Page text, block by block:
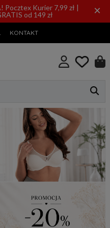
Pocztex Kurier 7,99 zł |
od 149 zł
×
KONTAKT